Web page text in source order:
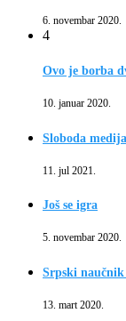
6. novembar 2020.
4
Ovo je borba
10. januar 2020.
Sloboda medija
11. jul 2021.
Još se igra
5. novembar 2020.
Srpski naučnik
13. mart 2020.